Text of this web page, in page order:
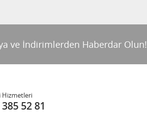
ve İndirimlerden Haberdar Olun!
Hizmetleri
52 81